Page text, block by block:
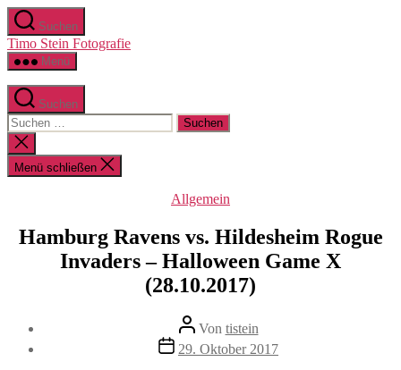
Zum
Inhalt
springen
Suchen
Timo Stein Fotografie
Menü
Suchen
Suchen
nach:
Suche
schließen
Menü schließen
Kategorien
Allgemein
Hamburg Ravens vs. Hildesheim Rogue
Invaders – Halloween Game X
(28.10.2017)
Beitragsautor
Von tistein
Veröffentlichungsdatum
29. Oktober 2017